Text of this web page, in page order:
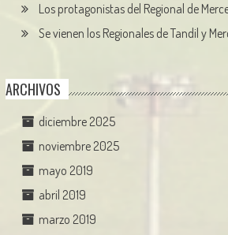
Los protagonistas del Regional de
Se vienen los Regionales de Tandil y
ARCHIVOS
diciembre 2025
noviembre 2025
mayo 2019
abril 2019
marzo 2019